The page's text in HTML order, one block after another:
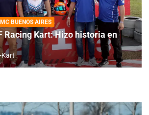
BUENOS AIRES
Racing Kart: Hizo historia en
Kart